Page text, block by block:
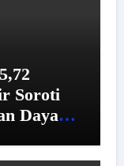
Soroti
Daya